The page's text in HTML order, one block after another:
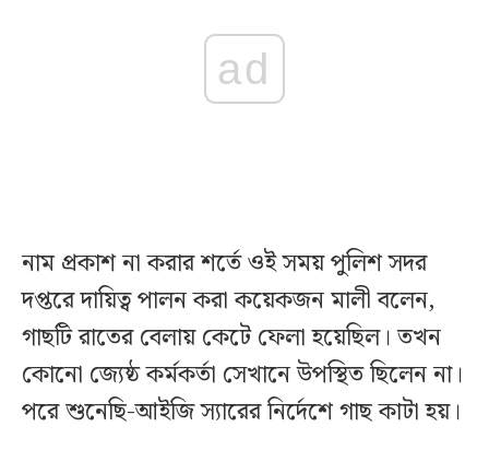
ad
নাম প্রকাশ না করার শর্তে ওই সময় পুলিশ সদর
দপ্তরে দায়িত্ব পালন করা কয়েকজন মালী বলেন,
গাছটি রাতের বেলায় কেটে ফেলা হয়েছিল। তখন
কোনো জ্যেষ্ঠ কর্মকর্তা সেখানে উপস্থিত ছিলেন না।
পরে শুনেছি-আইজি স্যারের নির্দেশে গাছ কাটা হয়।